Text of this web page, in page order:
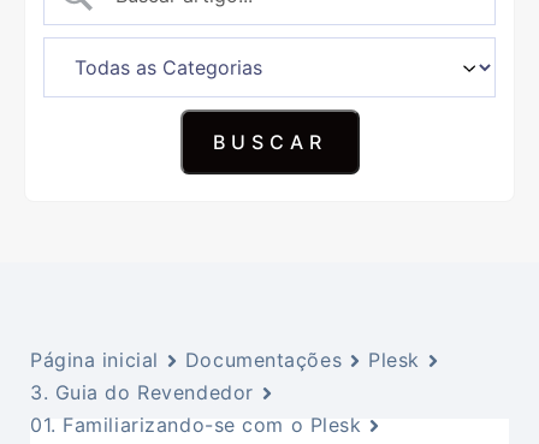
Página inicial Documentações
Plesk
3. Guia do Revendedor
01. Familiarizando-se com o Plesk